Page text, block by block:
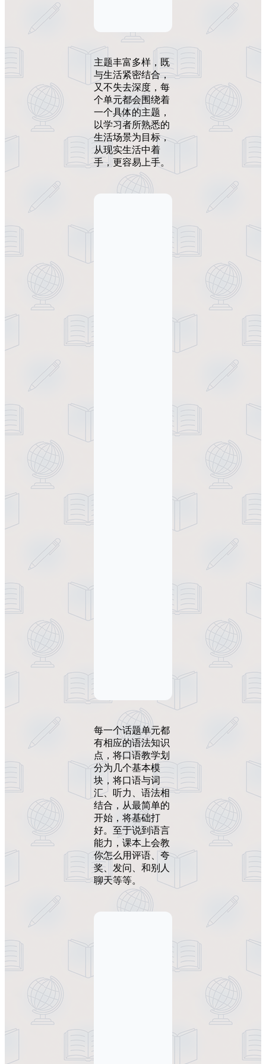
主题丰富多样，既
与生活紧密结合，
又不失去深度，每
个单元都会围绕着
一个具体的主题，
以学习者所熟悉的
生活场景为目标，
从现实生活中着
手，更容易上手。
每一个话题单元都
有相应的语法知识
点，将口语教学划
分为几个基本模
块，将口语与词
汇、听力、语法相
结合，从最简单的
开始，将基础打
好。至于说到语言
能力，课本上会教
你怎么用评语、夸
奖、发问、和别人
聊天等等。